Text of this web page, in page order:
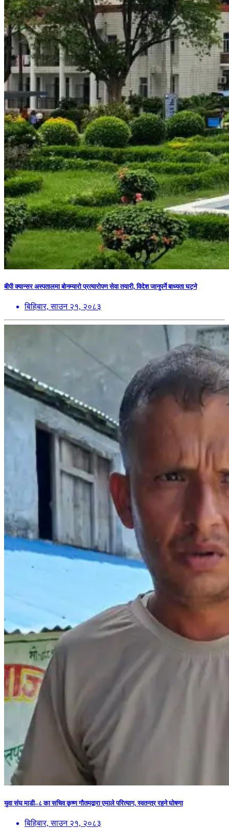
बीपी क्यान्सर अस्पतालमा बोनम्यारो प्रत्यारोपण सेवा तयारी, विदेश जानुपर्ने बाध्यता घट्ने
बिहिबार, साउन २१, २०८३
युवा संघ माडी–८ का सचिव कृष्ण गौतमद्वारा एमाले परित्याग, स्वतन्त्र रहने घोषणा
बिहिबार, साउन २१, २०८३